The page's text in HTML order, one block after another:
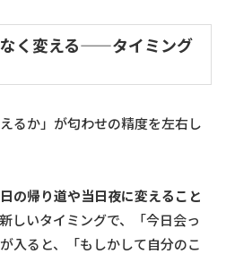
く変える——タイミング
るか」が匂わせの精度を左右し
の帰り道や当日夜に変えること
しいタイミングで、「今日会っ
入ると、「もしかして自分のこ